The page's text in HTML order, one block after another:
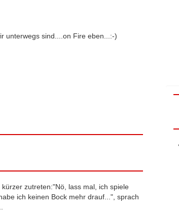
unterwegs sind....on Fire eben...:-)
zutreten:"Nö, lass mal, ich spiele
ich keinen Bock mehr drauf...", sprach